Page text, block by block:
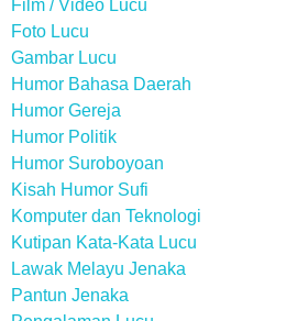
Film / Video Lucu
Foto Lucu
Gambar Lucu
Humor Bahasa Daerah
Humor Gereja
Humor Politik
Humor Suroboyoan
Kisah Humor Sufi
Komputer dan Teknologi
Kutipan Kata-Kata Lucu
Lawak Melayu Jenaka
Pantun Jenaka